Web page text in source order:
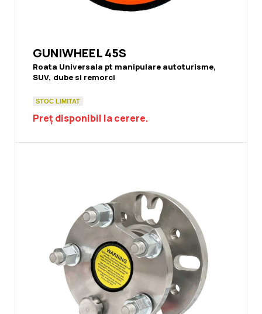
GUNIWHEEL 45S
Roata Universala pt manipulare autoturisme,
SUV, dube si remorci
STOC LIMITAT
Preț disponibil la cerere.